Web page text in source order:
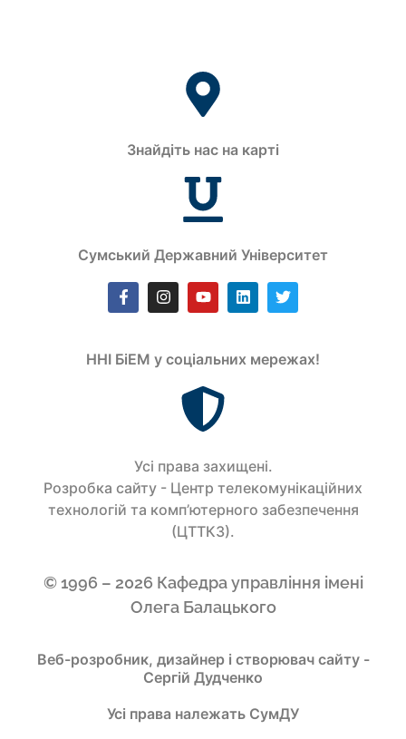
Знайдіть нас на карті
Сумський Державний Університет
ННІ БіЕМ у соціальних мережах!
Усi права захищенi.
Розробка сайту - Центр телекомунікаційних
технологій та комп’ютерного забезпечення
(ЦТТКЗ).
© 1996 – 2026 Кафедра управління імені
Олега Балацького
Веб-розробник, дизайнер і створювач сайту -
Сергій Дудченко
Усі права належать СумДУ